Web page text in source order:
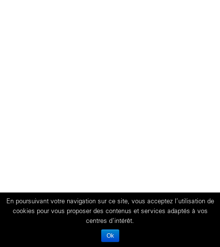
En poursuivant votre navigation sur ce site, vous acceptez l’utilisation de
cookies pour vous proposer des contenus et services adaptés à vos
centres d’intérêt.
Ok